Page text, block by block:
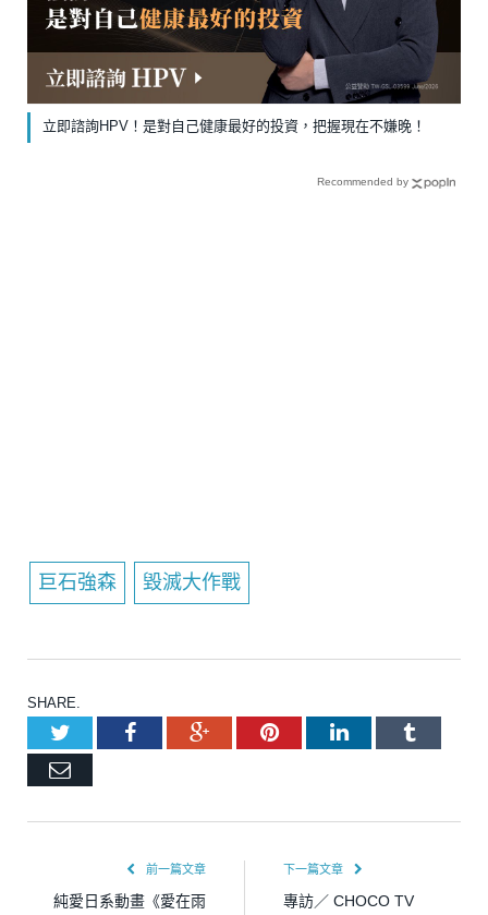
立即諮詢HPV！是對自己健康最好的投資，把握現在不嫌晚！
Recommended by
巨石強森 毀滅大作戰
SHARE.
TwitterFacebookGoogle+PinterestLinkedInTumblr
Email
前一篇文章
純愛日系動畫《愛在雨
下一篇文章
專訪／ CHOCO TV